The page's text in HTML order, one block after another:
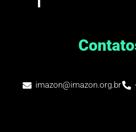
imazon@imazon.org.br